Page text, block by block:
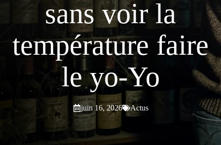
sans voir la
température faire
le yo-Yo
juin 16, 2026 Actus